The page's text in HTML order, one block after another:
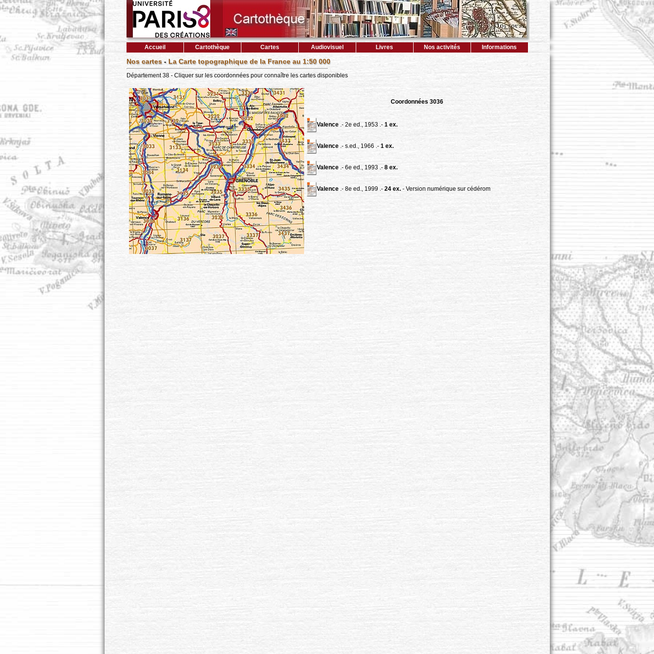
Accueil Cartothèque Cartes Audiovisuel Livres Nos activités Informations
Nos cartes- La Carte topographique de la France au 1:50 000
Département 38 - Cliquer sur les coordonnées pour connaître les cartes disponibles
Coordonnées 3036
Valence.- 2e ed., 1953 .- 1 ex.
Valence.- s.ed., 1966 .- 1 ex.
Valence.- 6e ed., 1993 .- 8 ex.
Valence.- 8e ed., 1999 .- 24 ex.- Version numérique sur cédérom